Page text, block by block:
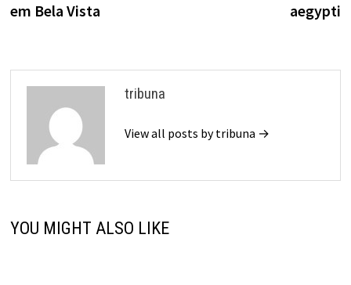
em Bela Vista
aegypti
tribuna
View all posts by tribuna →
YOU MIGHT ALSO LIKE